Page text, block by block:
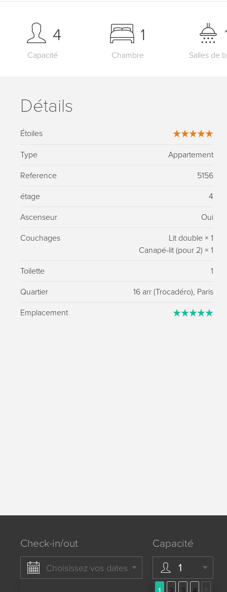
Capacité
4
Chambre
1
Salles de
Détails
Étoiles
Type Appartement
Reference 5156
étage 4
Ascenseur Oui
Couchages Lit double ×1
Canapé-lit (pour 2) ×1
Toilette 1
Quartier 16 arr (Trocadéro), Paris
Emplacement
Check-in/out
Choisissez vos dates
Capacité
1